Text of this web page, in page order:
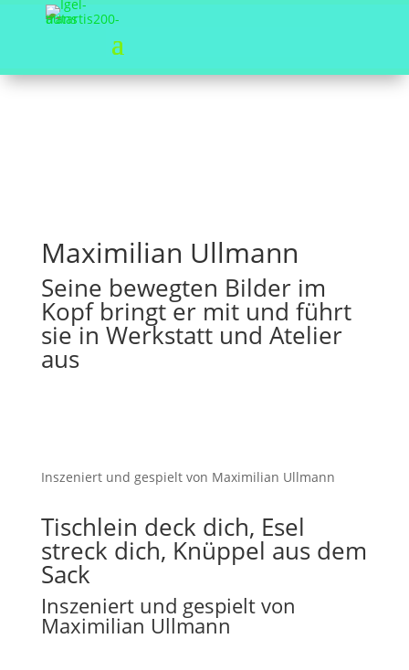
Maximilian Ullmann
Seine bewegten Bilder im
Kopf bringt er mit und führt
sie in Werkstatt und Atelier
aus
Inszeniert und gespielt von Maximilian Ullmann
Tischlein deck dich, Esel
streck dich, Knüppel aus dem
Sack
Inszeniert und gespielt von
Maximilian Ullmann